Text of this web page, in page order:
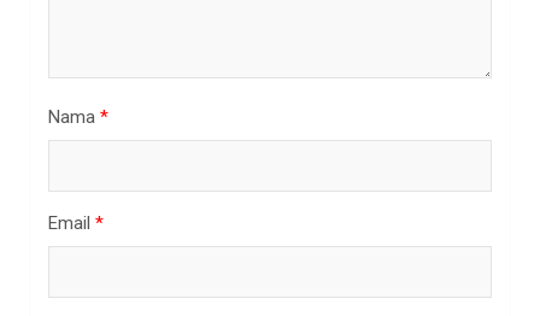
Nama *
Email *